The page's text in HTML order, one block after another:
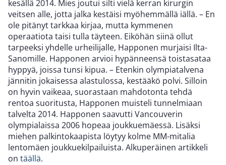
kesällä 2014. Mies joutui silti vielä kerran kirurgin
veitsen alle, jotta jalka kestäisi myöhemmällä iällä. – En
ole pitänyt tarkkaa kirjaa, mutta kymmenen
operaatiota taisi tulla täyteen. Eiköhän siinä ollut
tarpeeksi yhdelle urheilijalle, Happonen murjaisi Ilta-
Sanomille. Happonen arvioi hypänneensä toistasataa
hyppyä, joissa tunsi kipua. – Etenkin olympiatalvena
jännitin jokaisessa alastulossa, kestääkö polvi. Silloin
on hyvin vaikeaa, suorastaan mahdotonta tehdä
rentoa suoritusta, Happonen muisteli tunnelmiaan
talvelta 2014. Happonen saavutti Vancouverin
olympialaissa 2006 hopeaa joukkuemäessä. Lisäksi
miehen palkintokaapista löytyy kolme MM-mitalia
lentomäen joukkuekilpailuista. Alkuperäinen artikkeli
on täällä.